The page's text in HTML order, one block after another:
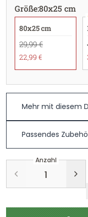
Größe:80x25 cm
80x25 cm
29,99 €
22,99 €
Mehr mit diesem
Passendes
Anzahl